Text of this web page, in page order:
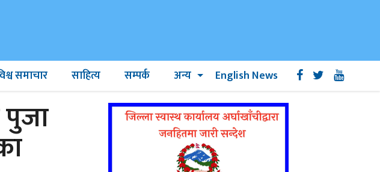
समाचार साहित्य सम्पर्क अन्य English News